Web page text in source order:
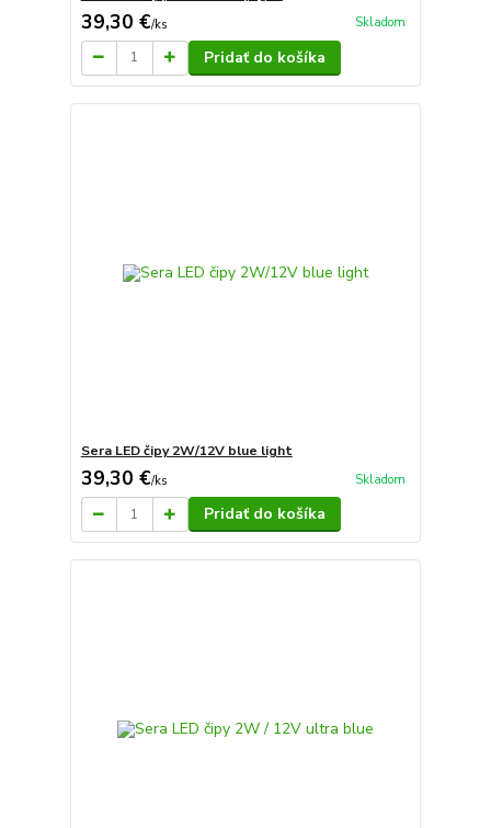
39,30 €/ks Skladom
Pridať do košíka
Sera LED čipy 2W/12V blue light
39,30 €/ks Skladom
Pridať do košíka